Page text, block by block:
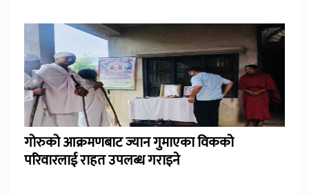
गोरुको आक्रमणबाट ज्यान गुमाएका विकको
परिवारलाई राहत उपलब्ध गराइने